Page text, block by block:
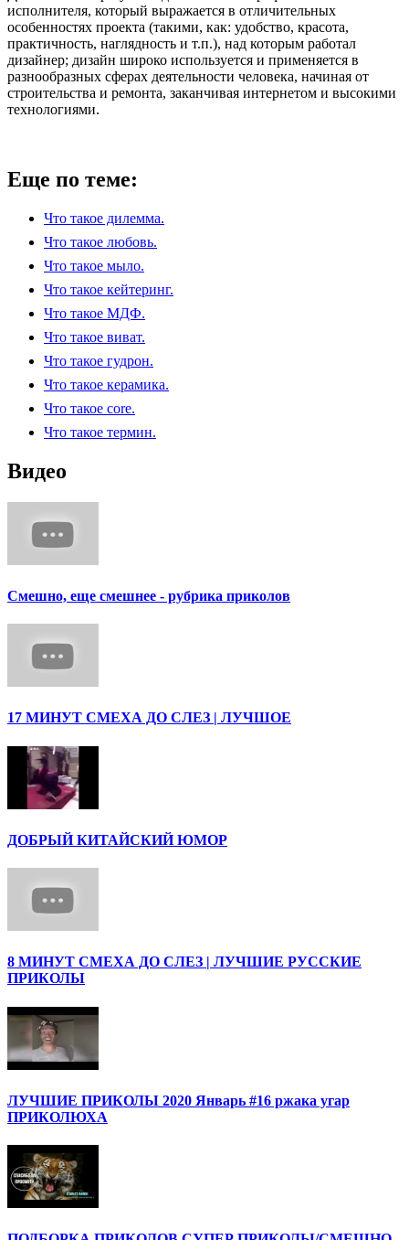
исполнителя, который выражается в отличительных
особенностях проекта (такими, как: удобство, красота,
практичность, наглядность и т.п.), над которым работал
дизайнер; дизайн широко используется и применяется в
разнообразных сферах деятельности человека, начиная от
строительства и ремонта, заканчивая интернетом и высокими
технологиями.
Еще по теме:
Что такое дилемма.
Что такое любовь.
Что такое мыло.
Что такое кейтеринг.
Что такое МДФ.
Что такое виват.
Что такое гудрон.
Что такое керамика.
Что такое core.
Что такое термин.
Видео
Смешно, еще смешнее - рубрика приколов
17 МИНУТ СМЕХА ДО СЛЕЗ | ЛУЧШОЕ
ДОБРЫЙ КИТАЙСКИЙ ЮМОР
8 МИНУТ СМЕХА ДО СЛЕЗ | ЛУЧШИЕ РУССКИЕ
ПРИКОЛЫ
ЛУЧШИЕ ПРИКОЛЫ 2020 Январь #16 ржака угар
ПРИКОЛЮХА